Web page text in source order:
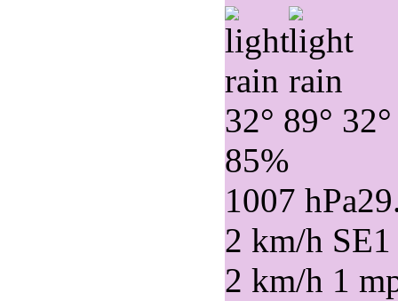
32° 89° 32°
85%
1007 hPa
2 km/h SE
2 km/h 1